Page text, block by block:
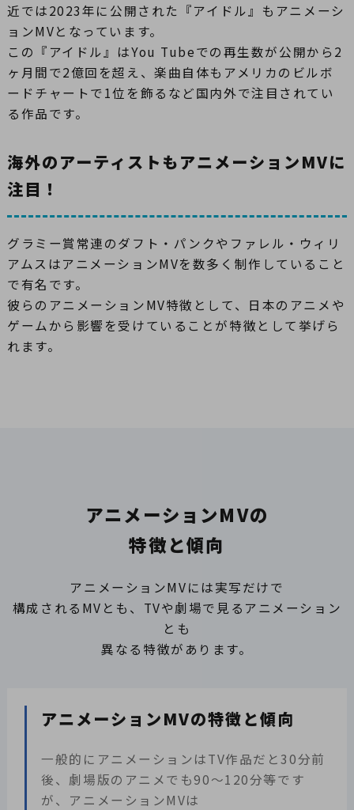
近では2023年に公開された『アイドル』もアニメーシ
ョンMVとなっています。
この『アイドル』はYou Tubeでの再生数が公開から2
ヶ月間で2億回を超え、楽曲自体もアメリカのビルボ
ードチャートで1位を飾るなど国内外で注目されてい
る作品です。
海外のアーティストもアニメーションMVに
注目！
グラミー賞常連のダフト・パンクやファレル・ウィリ
アムスはアニメーションMVを数多く制作していること
で有名です。
彼らのアニメーションMV特徴として、日本のアニメや
ゲームから影響を受けていることが特徴として挙げら
れます。
アニメーションMVの
特徴と傾向
アニメーションMVには実写だけで
構成されるMVとも、TVや劇場で見るアニメーション
とも
異なる特徴があります。
アニメーションMVの特徴と傾向
一般的にアニメーションはTV作品だと30分前
後、劇場版のアニメでも90～120分等です
が、アニメーションMVは